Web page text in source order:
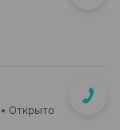
Открыто